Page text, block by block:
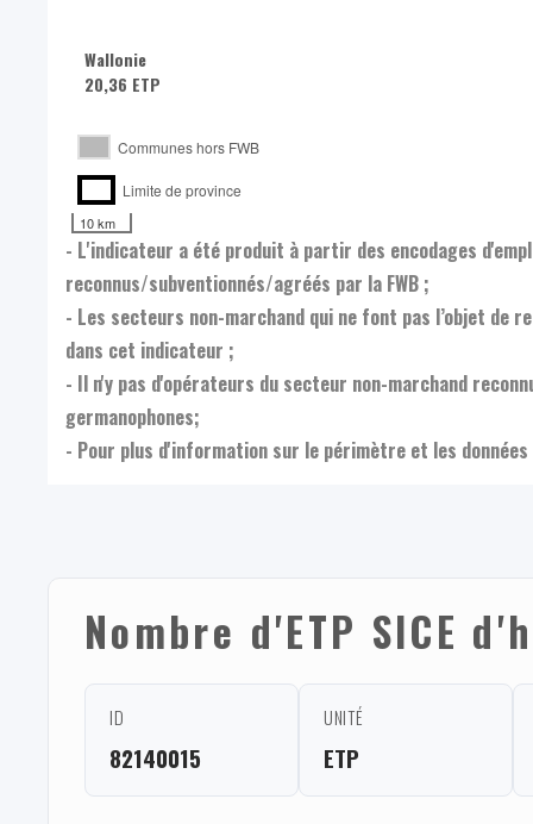
Wallonie
20,36 ETP
Communes hors FWB
Limite de province
10 km
- L'indicateur a été produit à partir des encodages
reconnus/subventionnés/agréés par la FWB ;
- Les secteurs non-marchand qui ne font pas l’objet de
dans cet indicateur ;
- Il n'y pas d'opérateurs du secteur non-marchand
germanophones;
- Pour plus d'information sur le périmètre et les
Nombre d'ETP SICE
ID
82140015
UNITÉ
ETP